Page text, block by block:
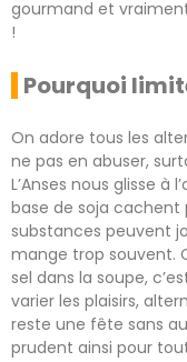
gourmand et
!
Pourquoi
On adore tous les
ne pas en abuser,
L’Anses nous glisse à
base de soja cachent
substances peuvent
mange trop souvent.
sel dans la soupe,
varier les plaisirs,
reste une fête sans
prudent ainsi pour